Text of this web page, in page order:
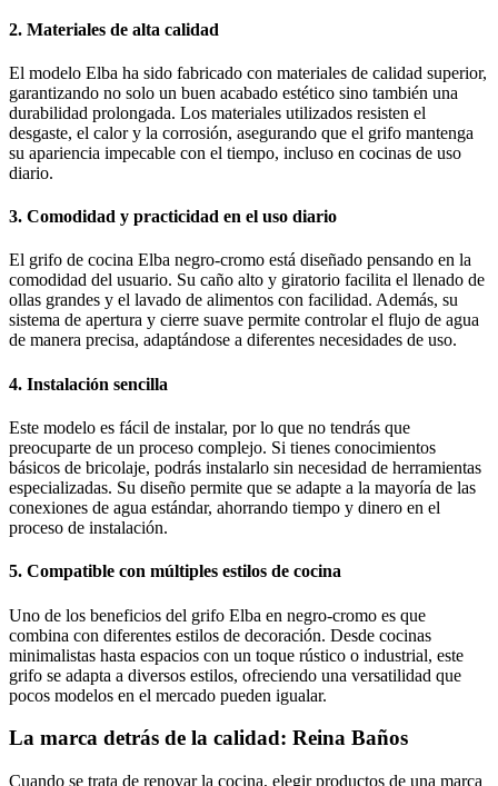
2. Materiales de alta calidad
El modelo Elba ha sido fabricado con materiales de calidad superior,
garantizando no solo un buen acabado estético sino también una
durabilidad prolongada. Los materiales utilizados resisten el
desgaste, el calor y la corrosión, asegurando que el grifo mantenga
su apariencia impecable con el tiempo, incluso en cocinas de uso
diario.
3. Comodidad y practicidad en el uso diario
El grifo de cocina Elba negro-cromo está diseñado pensando en la
comodidad del usuario. Su caño alto y giratorio facilita el llenado de
ollas grandes y el lavado de alimentos con facilidad. Además, su
sistema de apertura y cierre suave permite controlar el flujo de agua
de manera precisa, adaptándose a diferentes necesidades de uso.
4. Instalación sencilla
Este modelo es fácil de instalar, por lo que no tendrás que
preocuparte de un proceso complejo. Si tienes conocimientos
básicos de bricolaje, podrás instalarlo sin necesidad de herramientas
especializadas. Su diseño permite que se adapte a la mayoría de las
conexiones de agua estándar, ahorrando tiempo y dinero en el
proceso de instalación.
5. Compatible con múltiples estilos de cocina
Uno de los beneficios del grifo Elba en negro-cromo es que
combina con diferentes estilos de decoración. Desde cocinas
minimalistas hasta espacios con un toque rústico o industrial, este
grifo se adapta a diversos estilos, ofreciendo una versatilidad que
pocos modelos en el mercado pueden igualar.
La marca detrás de la calidad: Reina Baños
Cuando se trata de renovar la cocina, elegir productos de una marca